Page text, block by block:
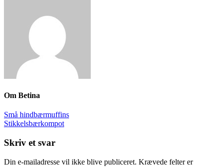
Om Betina
Små hindbærmuffins
Stikkelsbærkompot
Skriv et svar
Din e-mailadresse vil ikke blive publiceret. Krævede felter er